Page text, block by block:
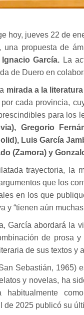
hoy, jueves 22 de
una propuesta de
García. La
de Duero en
mirada a la
cada provincia,
para los
Gregorio
Luis García
(Zamora) y
trayectoria, la
que los
en los que
y “tienen aún
García abordará la
de prosa
de sus textos y
Sebastián, 1965)
y novelas, ha
de 2025 publicó su